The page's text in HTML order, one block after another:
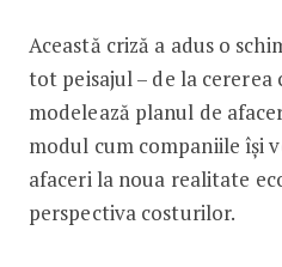
Această criză a adus o
tot peisajul – de la
modelează planul de
modul cum companiile își
afaceri la noua realitate
perspectiva costurilor.